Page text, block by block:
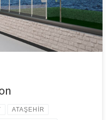
teknik özelliklerini bilmeli ve
etmelisiniz. İstanbul da […]
ATAŞEHİR